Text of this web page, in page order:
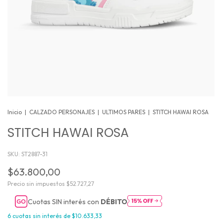
Inicio | CALZADO PERSONAJES | ULTIMOS PARES | STITCH HAWAI ROSA
STITCH HAWAI ROSA
SKU: ST2887-31
$63.800,00
Precio sin impuestos $52.727,27
Cuotas SIN interés con DÉBITO
6 cuotas sin interés de $10.633,33